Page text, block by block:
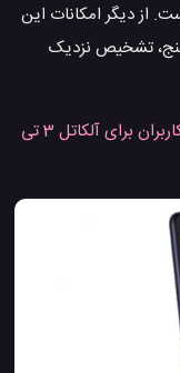
از دیگر امکانات این
تشخیص نزدیک
مشخصات فنی، قیمت، گالری تصاویر و نظرات کاربران برای آلکاتل 3 تی